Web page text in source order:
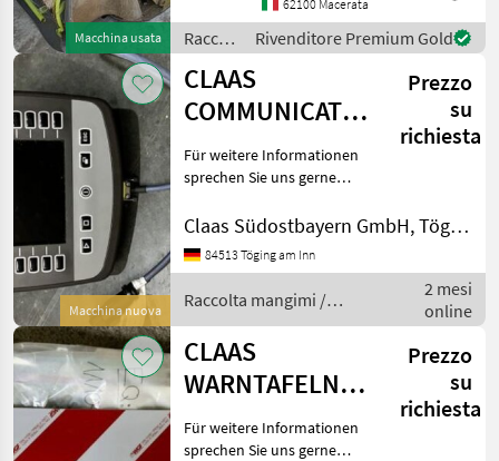
Macchina usata
Altre macchine per raccolta
mangimi
62100 Macerata
Raccolta
mangimi
/ Claas
Rivenditore Premium Gold
Macchina nuova
CLAAS
COMMUNICATOR
II
Prezzo
su
richiesta
Für weitere Informationen
sprechen Sie uns gerne
Deutsch;We speak
English.Der Preis ist für den
dargestellten Zustand
Besc
Claas Südostbayern GmbH, Töging
84513 Töging am Inn
Raccolta mangimi /
Claas
2 mesi
online
CLAAS
WARNTAFELN
SERIE S03.0010
Prezzo
su
richiesta
Für weitere Informationen
sprechen Sie uns gerne